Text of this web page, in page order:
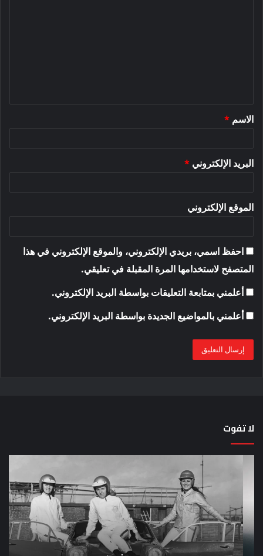
*
الاسم *
البريد الإلكتروني *
الموقع الإلكتروني
احفظ اسمي، بريدي الإلكتروني، والموقع الإلكتروني في هذا
المتصفح لاستخدامها المرة المقبلة في تعليقي.
أعلمني بمتابعة التعليقات بواسطة البريد الإلكتروني.
أعلمني بالمواضيع الجديدة بواسطة البريد الإلكتروني.
لا تفوت
لماذا
من
المشاركة
في
لومان